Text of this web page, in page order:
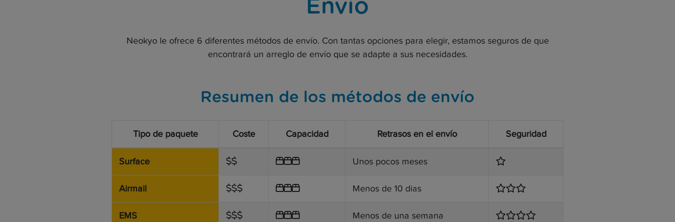
Envío
Neokyo le ofrece 6 diferentes métodos de envío. Con tantas opciones para elegir, estamos seguros de que
encontrará un arreglo de envío que se adapte a sus necesidades.
Resumen de los métodos de envío
Tipo de paquete Coste Capacidad Retrasos en el envío Seguridad
Surface Unos pocos meses
Airmail Menos de 10 dias
EMS Menos de una semana